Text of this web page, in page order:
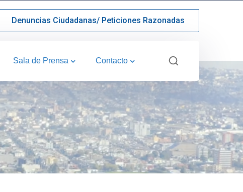
Denuncias Ciudadanas/ Peticiones Razonadas
Sala de Prensa Contacto